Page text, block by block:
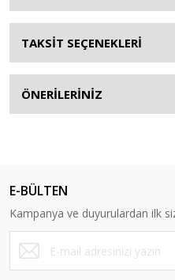
TAKSİT SEÇENEKLERİ
ÖNERİLERİNİZ
E-BÜLTEN
Kampanya ve duyurulardan ilk